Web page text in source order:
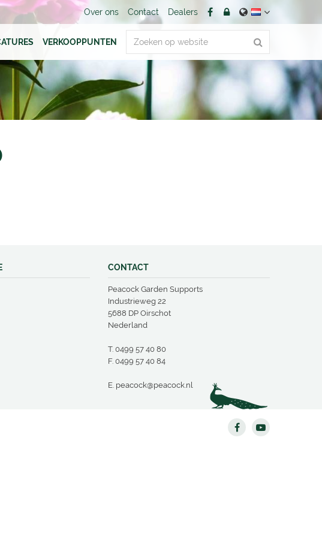
Over ons Contact Dealers
VERKOOPPUNTEN
CONTACT
Peacock Garden Supports
Industrieweg 22
5688 DP Oirschot
Nederland
T. 0499 57 40 80
F. 0499 57 40 84
E. peacock@peacock.nl